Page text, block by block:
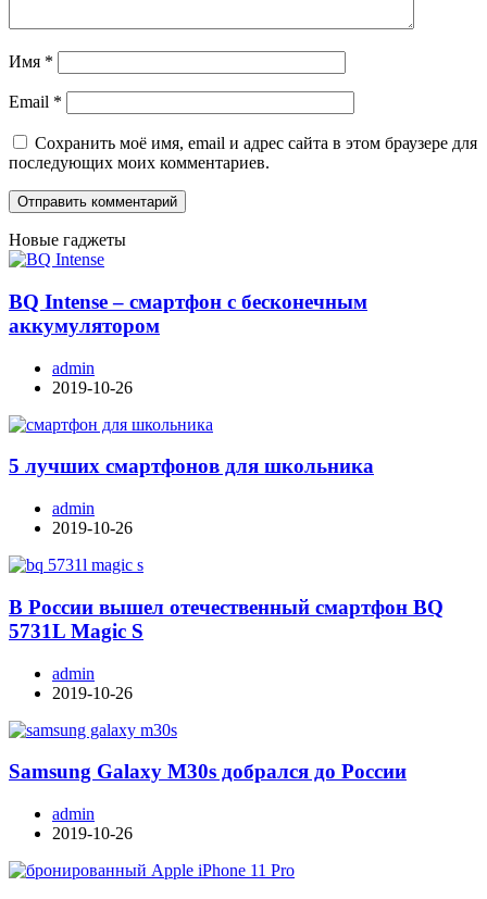
Имя *
Email *
Сохранить моё имя, email и адрес сайта в этом браузере для
последующих моих комментариев.
Новые гаджеты
BQ Intense – смартфон с бесконечным
аккумулятором
admin
2019-10-26
5 лучших смартфонов для школьника
admin
2019-10-26
В России вышел отечественный смартфон BQ
5731L Magic S
admin
2019-10-26
Samsung Galaxy M30s добрался до России
admin
2019-10-26